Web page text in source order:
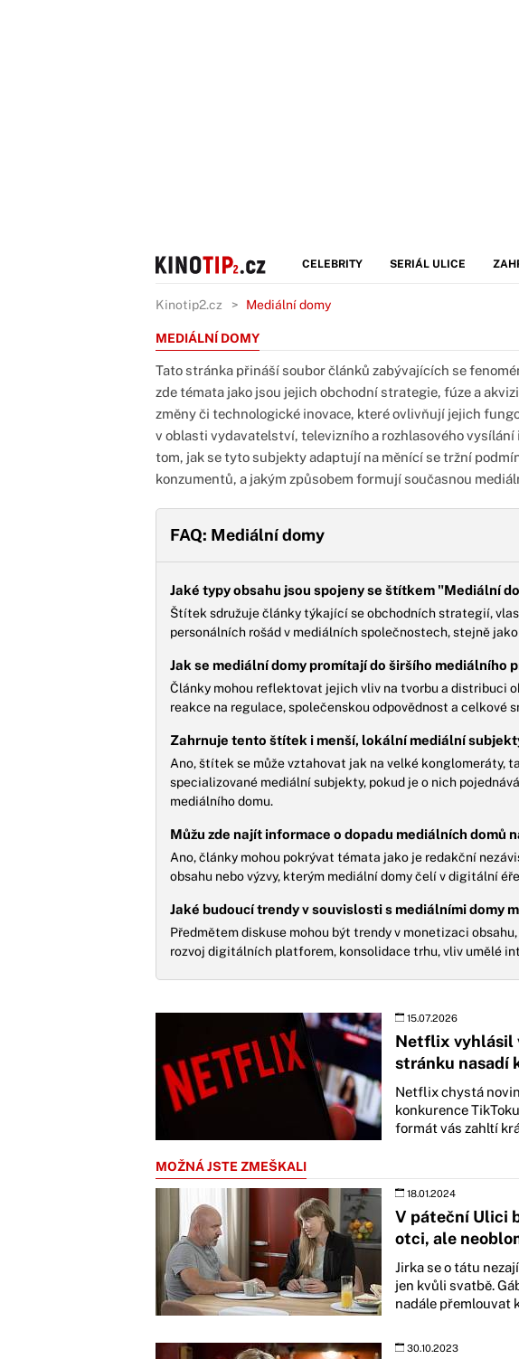
CELEBRITY SERIÁL ULICE
Kinotip2.cz Mediální domy
MEDIÁLNÍ DOMY
Tato stránka přináší soubor článků zabývajících se
zde témata jako jsou jejich obchodní strategie, fúze a
změny či technologické inovace, které ovlivňují jejich
v oblasti vydavatelství, televizního a rozhlasového
tom, jak se tyto subjekty adaptují na měnící se tržní
konzumentů, a jakým způsobem formují současnou
FAQ: Mediální domy
Jaké typy obsahu jsou spojeny se štítkem "Mediální
Štítek sdružuje články týkající se obchodních strategií,
personálních rošád v mediálních společnostech, stejně
Jak se mediální domy promítají do širšího mediálního
Články mohou reflektovat jejich vliv na tvorbu a distribuci
reakce na regulace, společenskou odpovědnost a celkové
Zahrnuje tento štítek i menší, lokální mediální
Ano, štítek se může vztahovat jak na velké konglomeráty,
specializované mediální subjekty, pokud je o nich
mediálního domu.
Můžu zde najít informace o dopadu mediálních domů
Ano, články mohou pokrývat témata jako je redakční
obsahu nebo výzvy, kterým mediální domy čelí v digitální
Jaké budoucí trendy v souvislosti s mediálními domy
Předmětem diskuse mohou být trendy v monetizaci
rozvoj digitálních platforem, konsolidace trhu, vliv umělé
15.07.2026
Netflix vyhlásil
stránku nasadí
Netflix chystá
konkurence
formát vás zahltí
MOŽNÁ JSTE ZMEŠKALI
18.01.2024
V páteční Ulici
otci, ale
Jirka se o tátu
jen kvůli svatbě.
nadále přemlouvat
30.10.2023